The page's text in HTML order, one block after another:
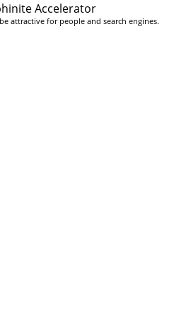
Accelerator
attractive for people and search engines.